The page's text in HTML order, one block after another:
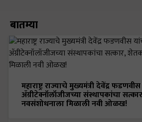
बातम्या
महाराष्ट्र राज्याचे मुख्यमंत्री देवेंद्र
ॲग्रीटेक्नॉलॉजीजच्या संस्थापकांचा
नवसंशोधनाला मिळाली नवी ओळख!